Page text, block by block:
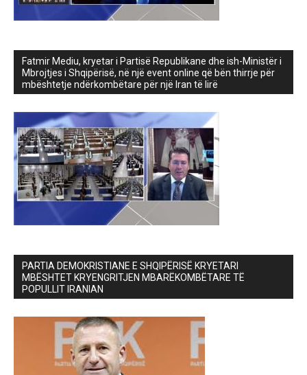
Fatmir Mediu, kryetar i Partisë Republikane dhe ish-Ministër i
Mbrojtjes i Shqipërisë, në një event online që bën thirrje për
mbështetje ndërkombëtare për një Iran të lirë
PARTIA DEMOKRISTIANE E SHQIPËRISË KRYETARI
MBËSHTET KRYENGRITJEN MBARËKOMBËTARE TË
POPULLIT IRANIAN